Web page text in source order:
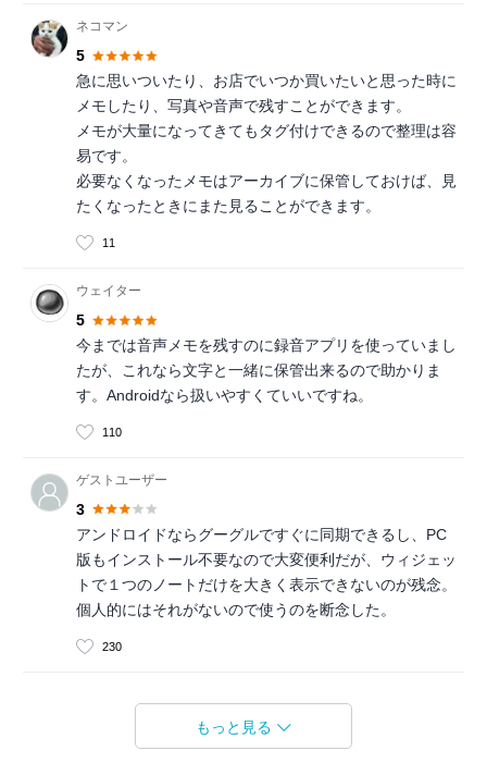
ネコマン
5
急に思いついたり、お店でいつか買いたいと思った時に
メモしたり、写真や音声で残すことができます。
メモが大量になってきてもタグ付けできるので整理は容
易です。
必要なくなったメモはアーカイブに保管しておけば、見
たくなったときにまた見ることができます。
11
ウェイター
5
今までは音声メモを残すのに録音アプリを使っていまし
たが、これなら文字と一緒に保管出来るので助かりま
す。Androidなら扱いやすくていいですね。
110
ゲストユーザー
3
アンドロイドならグーグルですぐに同期できるし、PC
版もインストール不要なので大変便利だが、ウィジェッ
トで１つのノートだけを大きく表示できないのが残念。
個人的にはそれがないので使うのを断念した。
230
もっと見る